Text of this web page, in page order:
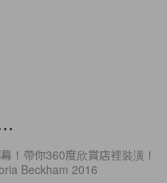
！帶你360度欣賞店裡裝潢！
Beckham 2016